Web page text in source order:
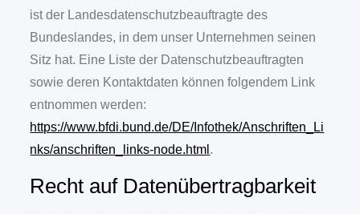
ist der Landesdatenschutzbeauftragte des
Bundeslandes, in dem unser Unternehmen seinen
Sitz hat. Eine Liste der Datenschutzbeauftragten
sowie deren Kontaktdaten können folgendem Link
entnommen werden:
https://www.bfdi.bund.de/DE/Infothek/Anschriften_Li
nks/anschriften_links-node.html .
Recht auf Datenübertragbarkeit